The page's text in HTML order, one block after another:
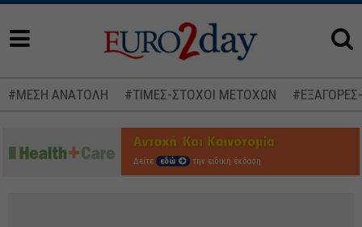
#ΜΕΣΗ ΑΝΑΤΟΛΗ #ΤΙΜΕΣ-ΣΤΟΧΟΙ ΜΕΤΟΧΩΝ
Δείτε εδώ την ειδική έκδοση